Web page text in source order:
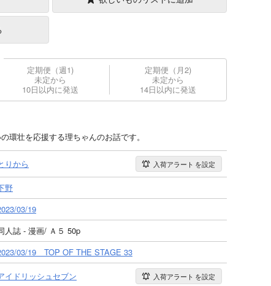
定期便（週1)
未定から
10日以内に発送
定期便（月2)
未定から
14日以内に発送
環壮を応援する理ちゃんのお話です。
りから 入荷アラート を設定
野
03/19
人誌 - 漫画/ Ａ５ 50p
03/19 TOP OF THE STAGE 33
イドリッシュセブン 入荷アラート を設定